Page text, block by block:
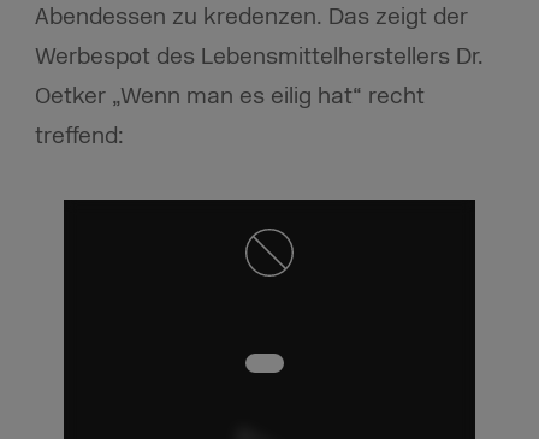
Abendessen zu kredenzen. Das zeigt der
Werbespot des Lebensmittelherstellers Dr.
Oetker „Wenn man es eilig hat“ recht
treffend: